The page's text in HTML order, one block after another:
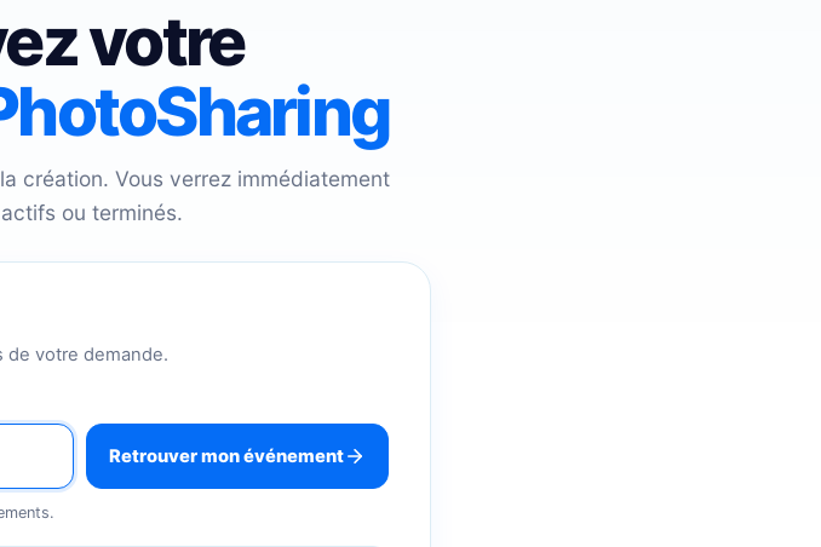
votre
création. Vous verrez immédiatement
ou terminés.
de votre demande.
Retrouver mon événement